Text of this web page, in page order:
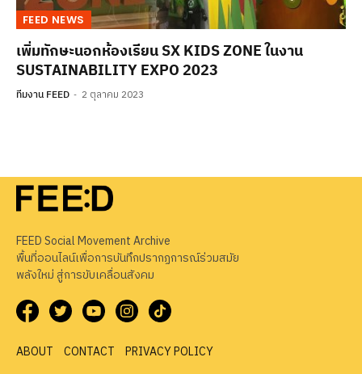
FEED NEWS
เพิ่มทักษะนอกห้องเรียน SX KIDS ZONE ในงาน
SUSTAINABILITY EXPO 2023
ทีมงาน FEED 2 ตุลาคม 2023
FEED Social Movement Archive
พื้นที่ออนไลน์เพื่อการบันทึกปรากฏการณ์ร่วมสมัย
พลังใหม่ สู่การขับเคลื่อนสังคม
ABOUT CONTACT
PRIVACY POLICY